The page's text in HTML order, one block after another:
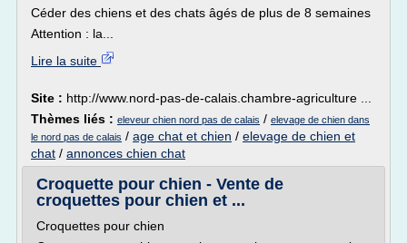
Céder des chiens et des chats âgés de plus de 8 semaines
Attention : la...
Lire la suite
Site : http://www.nord-pas-de-calais.chambre-agriculture ...
Thèmes liés : eleveur chien nord pas de calais / elevage de chien dans
le nord pas de calais / age chat et chien / elevage de chien et
chat / annonces chien chat
Croquette pour chien - Vente de
croquettes pour chien et ...
Croquettes pour chien